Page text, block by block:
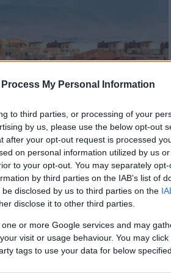
Process My Personal Information
to third parties, or processing of your
by us, please use the below opt-out
after your opt-out request is processed
on personal information utilized by us
to your opt-out. You may separately
by third parties on the IAB’s list of
disclosed by us to third parties on the
disclose it to other third parties.
or more Google services and may
visit or usage behaviour. You may
tags to use your data for below